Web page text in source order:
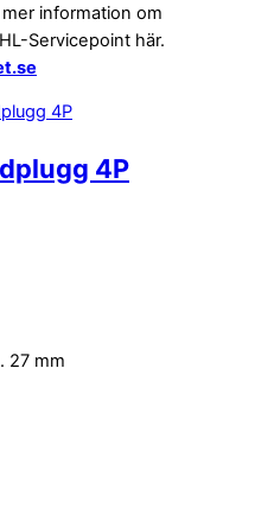
information om
Servicepoint här.
4P
27 mm